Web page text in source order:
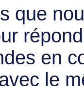
que
en
le